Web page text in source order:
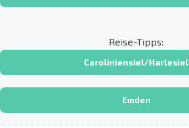
Reise-Tipps:
Caroliniensiel/Harlesiel
Emden